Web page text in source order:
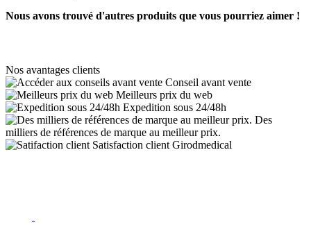
Nous avons trouvé d'autres produits que vous pourriez aimer !
Nos avantages clients
Conseil avant vente
Meilleurs prix du web
Expedition sous 24/48h
Des
milliers de références de marque au meilleur prix.
Satisfaction client Girodmedical